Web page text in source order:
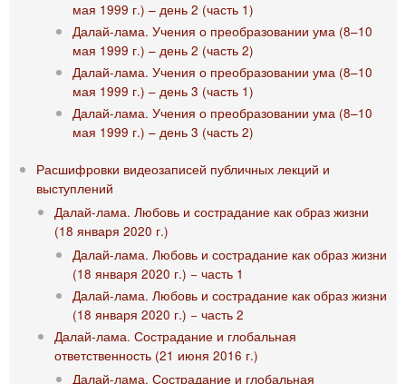
мая 1999 г.) – день 2 (часть 1)
Далай-лама. Учения о преобразовании ума (8–10
мая 1999 г.) – день 2 (часть 2)
Далай-лама. Учения о преобразовании ума (8–10
мая 1999 г.) – день 3 (часть 1)
Далай-лама. Учения о преобразовании ума (8–10
мая 1999 г.) – день 3 (часть 2)
Расшифровки видеозаписей публичных лекций и
выступлений
Далай-лама. Любовь и сострадание как образ жизни
(18 января 2020 г.)
Далай-лама. Любовь и сострадание как образ жизни
(18 января 2020 г.) − часть 1
Далай-лама. Любовь и сострадание как образ жизни
(18 января 2020 г.) − часть 2
Далай-лама. Сострадание и глобальная
ответственность (21 июня 2016 г.)
Далай-лама. Сострадание и глобальная